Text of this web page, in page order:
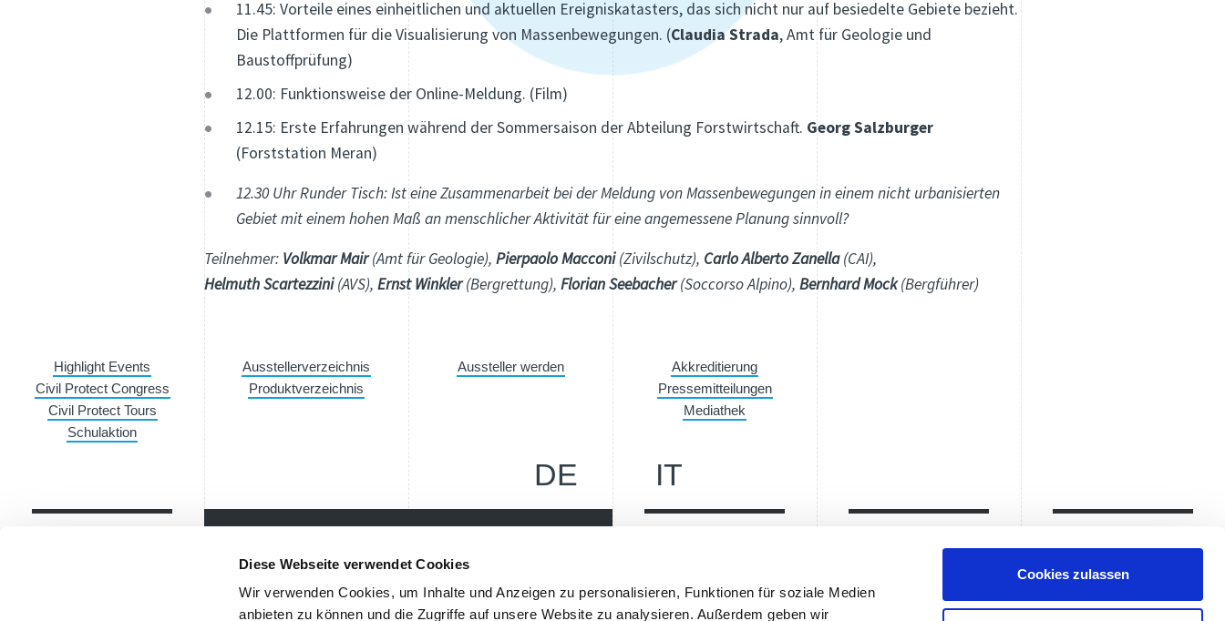
Diese Webseite verwendet Cookies
Wir verwenden Cookies, um Inhalte und Anzeigen zu personalisieren, Funktionen für soziale Medien
anbieten zu können und die Zugriffe auf unsere Website zu analysieren. Außerdem geben wir
Cookies zulassen
11.45: Vorteile eines einheitlichen und aktuellen Ereigniskatasters, das sich nicht nur auf besiedelte Gebiete bezieht.
Die Plattformen für die Visualisierung von Massenbewegungen. (Claudia Strada, Amt für Geologie und
Baustoffprüfung)
12.00: Funktionsweise der Online-Meldung. (Film)
12.15: Erste Erfahrungen während der Sommersaison der Abteilung Forstwirtschaft. Georg Salzburger
(Forststation Meran)
12.30 Uhr Runder Tisch: Ist eine Zusammenarbeit bei der Meldung von Massenbewegungen in einem nicht urbanisierten
Gebiet mit einem hohen Maß an menschlicher Aktivität für eine angemessene Planung sinnvoll?
Teilnehmer: Volkmar Mair(Amt für Geologie), Pierpaolo Macconi(Zivilschutz), Carlo Alberto Zanella(CAI),
Helmuth Scartezzini(AVS), Ernst Winkler(Bergrettung), Florian Seebacher(Soccorso Alpino), Bernhard Mock(Bergführer)
Highlight Events
Civil Protect Congress
Civil Protect Tours
Schulaktion
Ausstellerverzeichnis
Produktverzeichnis
Aussteller werden
Akkreditierung
Pressemitteilungen
Mediathek
DE IT
Newsletter
Bleibe über unsere Events immer up-to-date, erhalte im
39100 Bozen BZ